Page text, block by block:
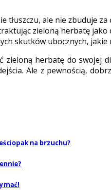
tłuszczu, ale nie zbuduje za
zieloną herbatę jako
skutków ubocznych,
zieloną herbatę do swojej
Ale z pewnością,
na brzuchu?